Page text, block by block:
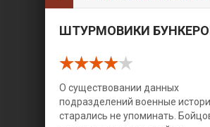
ШТУРМОВИКИ
О существовании данных
подразделений военные
старались не упоминать.